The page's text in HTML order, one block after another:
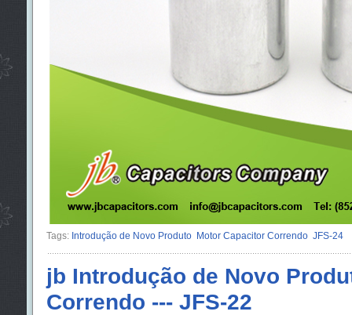
Tags: Introdução de Novo Produto Motor Capacitor Correndo JFS-24
jb Introdução de Novo
Correndo --- JFS-22